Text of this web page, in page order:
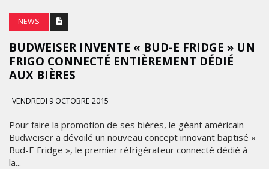
NEWS
BUDWEISER INVENTE « BUD-E FRIDGE » UN
FRIGO CONNECTÉ ENTIÈREMENT DÉDIÉ
AUX BIÈRES
VENDREDI 9 OCTOBRE 2015
Pour faire la promotion de ses bières, le géant américain
Budweiser a dévoilé un nouveau concept innovant baptisé «
Bud-E Fridge », le premier réfrigérateur connecté dédié à
la...